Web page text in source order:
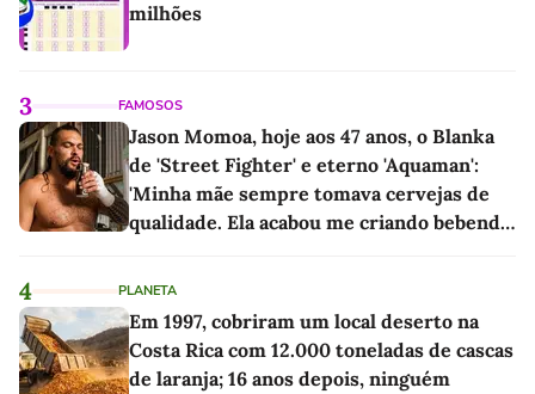
milhões
3 FAMOSOS
Jason Momoa, hoje aos 47 anos, o Blanka
de 'Street Fighter' e eterno 'Aquaman':
'Minha mãe sempre tomava cervejas de
qualidade. Ela acabou me criando bebendo
4 PLANETA
Em 1997, cobriram um local deserto na
Costa Rica com 12.000 toneladas de cascas
de laranja; 16 anos depois, ninguém